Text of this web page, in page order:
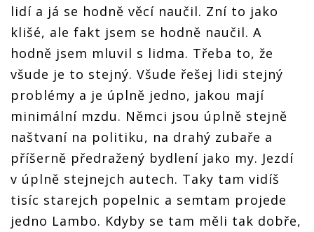
lidí a já se hodně věcí naučil. Zní to jako
klišé, ale fakt jsem se hodně naučil. A
hodně jsem mluvil s lidma. Třeba to, že
všude je to stejný. Všude řešej lidi stejný
problémy a je úplně jedno, jakou mají
minimální mzdu. Němci jsou úplně stejně
naštvaní na politiku, na drahý zubaře a
příšerně předražený bydlení jako my. Jezdí
v úplně stejnejch autech. Taky tam vidíš
tisíc starejch popelnic a semtam projede
jedno Lambo. Kdyby se tam měli tak dobře,